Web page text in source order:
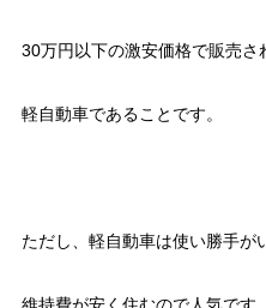
30万円以下の激安価格で販売さ
軽自動車であることです。
ただし、軽自動車は使い勝手が